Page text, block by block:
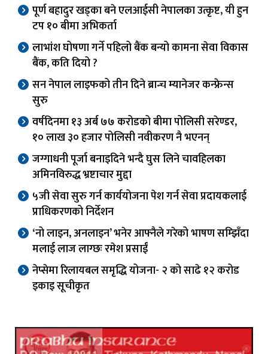
पूर्ण बहादुर खड्का बने एलआईसी नेपालका उत्कृष्ट, यी हुन
टप १० बीमा अभिकर्ता
लाभांश घोषणा गर्ने पहिलो बैंक बन्यो कामना सेवा विकास
बैंक, कति दियो ?
सन नेपाल लाइफको तीन दिने ब्रान्च म्यानेजर कन्फ्रेन्स
सुरु
वर्षदिनमा १३ अर्ब ७७ करोडको बीमा पोलिसी सरेण्डर,
१० लाख ३० हजार पोलिसी नवीकरण नै भएनन्
जग्गाधनी पूर्जा बनाइदिने भन्दै घुस लिने चावहिलका
अमिनविरुद्ध भ्रष्टाचार मुद्दा
५जी सेवा सुरु गर्न कार्ययोजना पेश गर्न सेवा प्रदायकलाई
प्राधिकरणको निर्देशन
‘नो लाइन, अनलाइन’ भनेर आफ्नैले गरेको भाषण सम्झिँदा
मलाई लाज लाग्छः रमेश प्रसाईं
नेप्सेमा रिलायबल समृद्धि योजना- २ को साढे १२ करोड
इकाइ सूचीकृत